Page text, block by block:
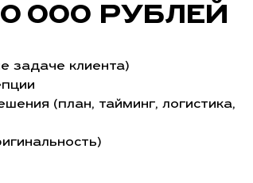
000 РУБЛЕЙ
задаче клиента)
(план, тайминг, логистика,